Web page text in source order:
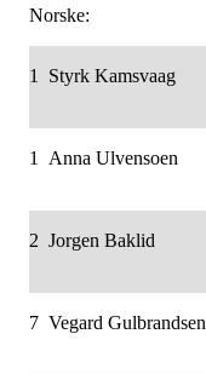
Norske:
1 Styrk Kamsvaag
1 Anna Ulvensoen
2 Jorgen Baklid
7 Vegard Gulbrandsen